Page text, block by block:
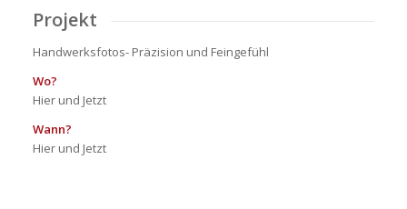
Projekt
Handwerksfotos- Präzision und Feingefühl
Wo?
Hier und Jetzt
Wann?
Hier und Jetzt